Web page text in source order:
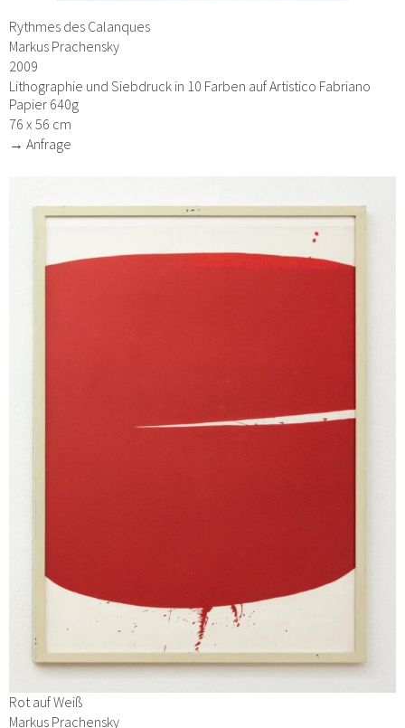
Rythmes des Calanques
Markus Prachensky
2009
Lithographie und Siebdruck in 10 Farben auf Artistico Fabriano
Papier 640g
76 x 56 cm
→ Anfrage
Rot auf Weiß
Markus Prachensky